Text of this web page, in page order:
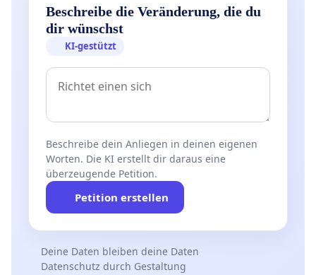
Beschreibe die Veränderung, die du
dir wünschst
KI-gestützt
Beschreibe dein Anliegen in deinen eigenen
Worten. Die KI erstellt dir daraus eine
überzeugende Petition.
Petition erstellen
Deine Daten bleiben deine Daten
Datenschutz durch Gestaltung